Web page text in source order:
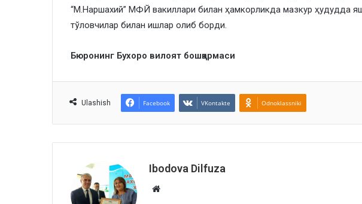
“М.Наршахий” МФЙ вакиллари билан ҳамкорликда мазкур ҳудудда
тўловчилар билан ишлар олиб борди.
Бюронинг Бухоро вилоят бошқармаси
Ulashish Facebook VKontakte Odnoklassniki
Ibodova Dilfuza
Website